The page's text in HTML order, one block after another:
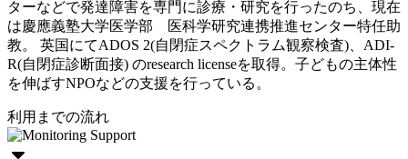
ターなどで発達障害を専門に診療・研究を行ったのち、現在
は慶應義塾大学医学部 医科学研究連携推進センター特任助
教。 英国にてADOS 2(自閉症スペクトラム観察検査)、ADI-
R(自閉症診断面接) のresearch licenseを取得。子どもの主体性
を伸ばすNPOなどの支援を行っている。
利用までの流れ